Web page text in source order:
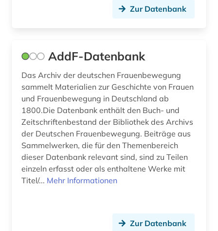
deutsch (3)
deutsche (1)
deutsches sprachgebiet (1)
deutschland (31)
deutschland (bundesrepublik) (1)
deutschland (bundesrepublik). statistisches
bundesamt (1)
deutschland (ddr) (1)
deutschsprachige gemeinschaft (1)
Zur Datenbank
AddF-Datenbank
Das Archiv der deutschen Frauenbewegung
sammelt Materialien zur Geschichte von Frauen
und Frauenbewegung in Deutschland ab
1800.Die Datenbank enthält den Buch- und
Zeitschriftenbestand der Bibliothek des Archivs
der Deutschen Frauenbewegung. Beiträge aus
Sammelwerken, die für den Themenbereich
dieser Datenbank relevant sind, sind zu Teilen
einzeln erfasst oder als enthaltene Werke mit
Titel/... Mehr Informationen
Zur Datenbank